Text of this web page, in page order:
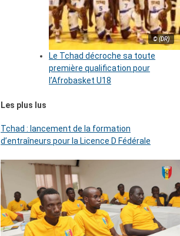
© (DR)
Le Tchad décroche sa toute
première qualification pour
l’Afrobasket U18
Les plus lus
Tchad : lancement de la formation
d’entraîneurs pour la Licence D Fédérale